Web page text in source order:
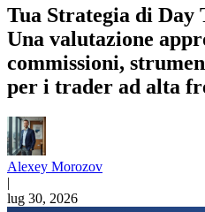
Tua Strategia di Day
Una valutazione
commissioni,
per i trader ad alta
Alexey Morozov
|
lug 30, 2026